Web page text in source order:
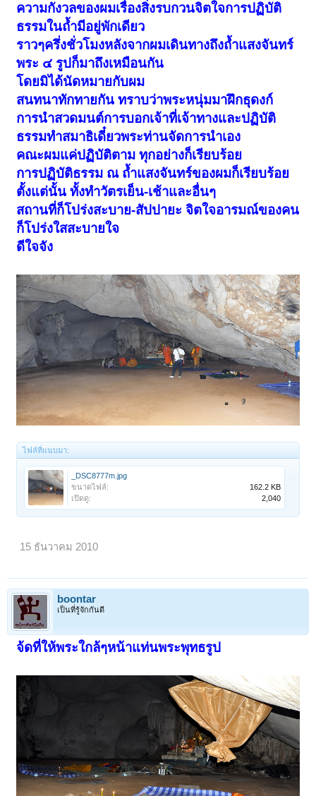
ความกังวลของผมเรื่องสิ่งรบกวนจิตใจการปฏิบัติ
ธรรมในถ้ำมีอยู่พักเดียว
ราวๆครึ่งชั่วโมงหลังจากผมเดินทางถึงถ้ำแสงจันทร์
พระ ๔ รูปก็มาถึงเหมือนกัน
โดยมิได้นัดหมายกับผม
สนทนาทักทายกัน ทราบว่าพระหนุ่มมาฝึกธุดงก์
การนำสวดมนต์การบอกเจ้าที่เจ้าทางและปฏิบัติ
ธรรมทำสมาธิเดี๋ยวพระท่านจัดการนำเอง
คณะผมแค่ปฏิบัติตาม ทุกอย่างก็เรียบร้อย
การปฏิบัติธรรม ณ ถ้ำแสงจันทร์ของผมก็เรียบร้อย
ตั้งแต่นั้น ทั้งทำวัตรเย็น-เช้าและอื่นๆ
สถานที่ก็โปร่งสะบาย-สัปปายะ จิตใจอารมณ์ของคน
ก็โปร่งใสสะบายใจ
ดีใจจัง
ไฟล์ที่แนบมา:
_DSC8777m.jpg
ขนาดไฟล์:
162.2 KB
เปิดดู:
2,040
15 ธันวาคม 2010
boontar
เป็นที่รู้จักกันดี
จ้ดที่ให้พระใกล้ๆหน้าแท่นพระพุทธรูป